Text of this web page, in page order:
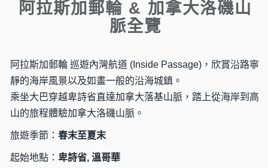
阿拉斯加郵輪 & 加拿大洛磯山
脈全覽
阿拉斯加郵輪 巡遊內灣航道 (Inside Passage)，欣賞沿路寧
靜的海岸風景以及如畫一般的沿海城鎮。
乘坐大巴穿越卑詩省直達加拿大落基山脈，踏上從海岸到高
山的旅程體驗加拿大洛磯山脈。
旅遊季節： 春末至夏末
起始地點： 卑詩省, 溫哥華